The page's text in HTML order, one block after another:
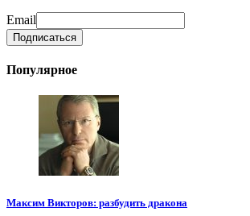
Email
Популярное
Максим Викторов: разбудить дракона